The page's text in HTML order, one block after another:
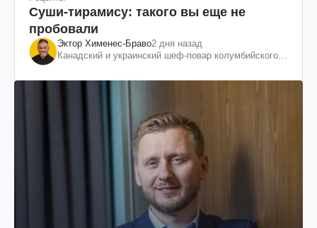
Суши-тирамису: такого вы еще не
пробовали
Эктор Хименес-Браво2 дня назад
Канадский и украинский шеф-повар колумбийского